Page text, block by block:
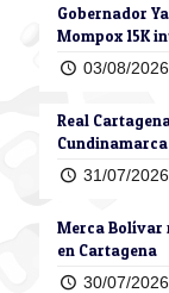
Gobernador
Mompox 15K
03/08/2026
Real
31/07/2026
Merca Bolívar
en Cartagena
30/07/2026